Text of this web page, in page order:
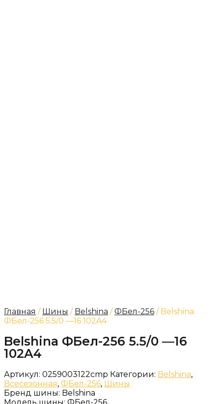
Главная / Шины / Belshina /ФБел-256 / Belshina
ФБел-256 5.5/0 —16 102A4
Belshina ФБел-256 5.5/0 —16
102A4
Артикул: 0259003122cmp Категории: Belshina,
Всесезонная, ФБел-256, Шины
Бренд шины: Belshina